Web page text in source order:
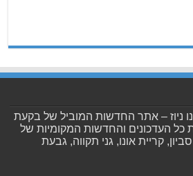
ניוז – אתר החדשות המוביל של בקעת
כל העדכונים והחדשות המקומיות של
קריית אונו, גני תקווה, גבעת